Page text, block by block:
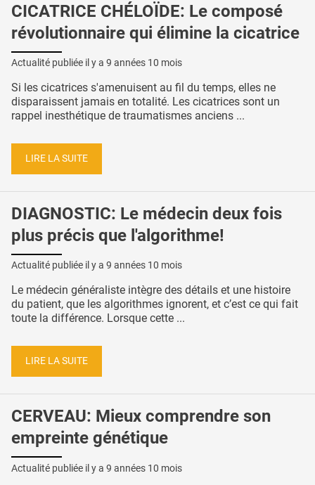
CICATRICE CHÉLOÏDE: Le composé
révolutionnaire qui élimine la cicatrice
Actualité publiée il y a 9 années 10 mois
Si les cicatrices s'amenuisent au fil du temps, elles ne
disparaissent jamais en totalité. Les cicatrices sont un
rappel inesthétique de traumatismes anciens ...
LIRE LA SUITE
DIAGNOSTIC: Le médecin deux fois
plus précis que l'algorithme!
Actualité publiée il y a 9 années 10 mois
Le médecin généraliste intègre des détails et une histoire
du patient, que les algorithmes ignorent, et c’est ce qui fait
toute la différence. Lorsque cette ...
LIRE LA SUITE
CERVEAU: Mieux comprendre son
empreinte génétique
Actualité publiée il y a 9 années 10 mois